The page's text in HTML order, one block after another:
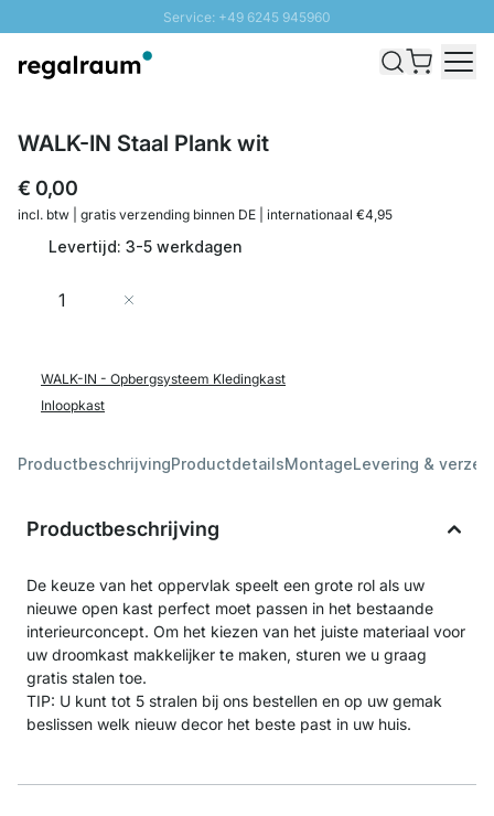
Service: +49 6245 945960
Snelle levering - Gratis verzending vanaf €100
WALK-IN Staal Plank wit
€ 0,00
incl. btw | gratis verzending binnen DE | internationaal €4,95
Levertijd: 3-5 werkdagen
Aantal
WALK-IN - Opbergsysteem Kledingkast
Inloopkast
ProductbeschrijvingProductdetailsMontageLevering &
Productbeschrijving
De keuze van het oppervlak speelt een grote rol als uw
nieuwe open kast perfect moet passen in het bestaande
interieurconcept. Om het kiezen van het juiste materiaal voor
uw droomkast makkelijker te maken, sturen we u graag
gratis stalen toe.
TIP: U kunt tot 5 stralen bij ons bestellen en op uw gemak
beslissen welk nieuw decor het beste past in uw huis.